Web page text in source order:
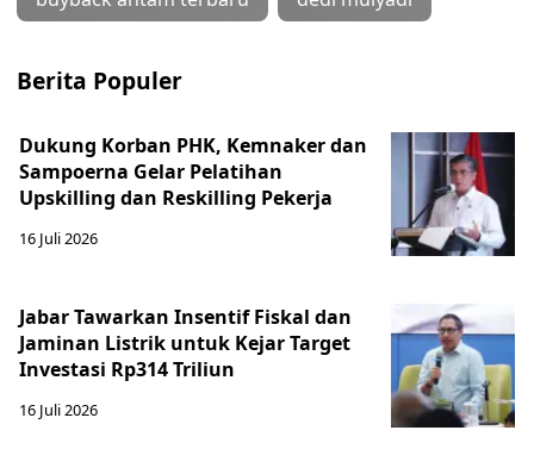
Berita Populer
Dukung Korban PHK, Kemnaker dan
Sampoerna Gelar Pelatihan
Upskilling dan Reskilling Pekerja
16 Juli 2026
Jabar Tawarkan Insentif Fiskal dan
Jaminan Listrik untuk Kejar Target
Investasi Rp314 Triliun
16 Juli 2026